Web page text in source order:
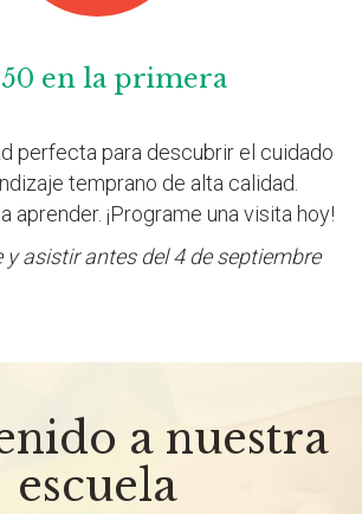
en la primera
perfecta para descubrir el cuidado
temprano de alta calidad.
aprender. ¡Programe una visita hoy!
y asistir antes del 4 de septiembre
a nuestra
escuela